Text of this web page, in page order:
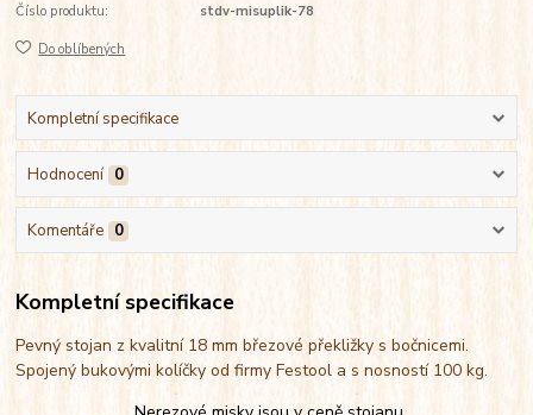
Číslo produktu: stdv-misuplik-78
Do oblíbených
Kompletní specifikace
Hodnocení 0
Komentáře 0
Kompletní specifikace
Pevný stojan z kvalitní 18 mm březové překližky s bočnicemi.
Spojený bukovými kolíčky od firmy Festool a s nosností 100 kg.